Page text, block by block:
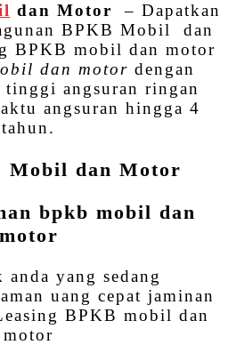
dan Motor– Dapatkan
BPKB Mobil dan
BPKB mobil dan motor
dan motor dengan
tinggi angsuran ringan
angsuran hingga 4
tahun.
Mobil dan Motor
bpkb mobil dan
motor
yang sedang
uang cepat jaminan
BPKB mobil dan
motor